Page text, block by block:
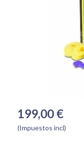
199,00 €
(Impuestos incl)